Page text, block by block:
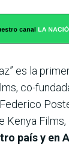
es la
co-
Kenya Films,
país y en